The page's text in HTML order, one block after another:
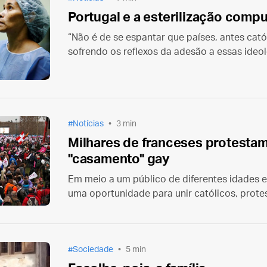
Portugal e a esterilização
“Não é de se espantar que países, antes
sofrendo os reflexos da adesão a essas
Notícias 3 min
Milhares de franceses
"casamento" gay
Em meio a um público de diferentes idades
uma oportunidade para unir católicos,
Sociedade 5 min